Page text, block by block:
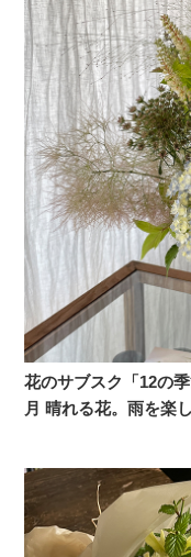
花のサブスク「12の
月 晴れる花。雨を楽し